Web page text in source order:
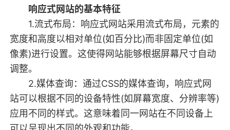
响应式网站的基本特征
1.流式布局：响应式网站采用流式布局，元素的
宽度和高度以相对单位(如百分比)而非固定单位(如
像素)进行设置。这使得网站能够根据屏幕尺寸自动
调整。
2.媒体查询：通过CSS的媒体查询，响应式网
站可以根据不同的设备特性(如屏幕宽度、分辨率等)
应用不同的样式。这意味着同一网站在不同设备上